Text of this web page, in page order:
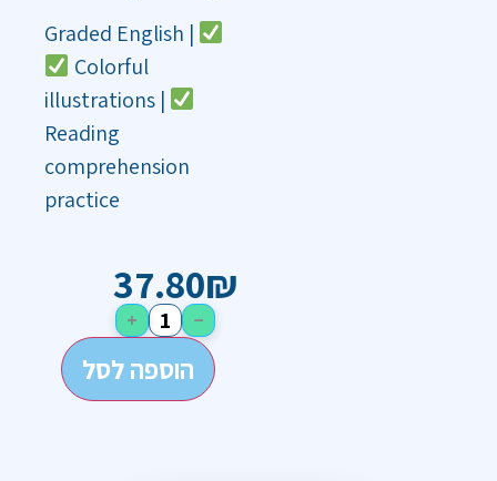
Colorful
illustrations |
Reading
comprehension
practice
37.80₪
−
+
הוספה לסל